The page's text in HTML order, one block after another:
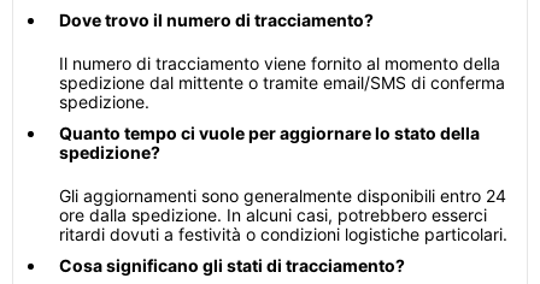
Dove trovo il numero di tracciamento?
Il numero di tracciamento viene fornito al momento della
spedizione dal mittente o tramite email/SMS di conferma
spedizione.
Quanto tempo ci vuole per aggiornare lo stato della
spedizione?
Gli aggiornamenti sono generalmente disponibili entro 24
ore dalla spedizione. In alcuni casi, potrebbero esserci
ritardi dovuti a festività o condizioni logistiche particolari.
Cosa significano gli stati di tracciamento?